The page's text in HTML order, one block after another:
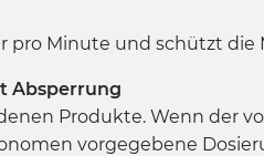
pro Minute und schützt
Absperrung
Produkte. Wenn der
vorgegebene